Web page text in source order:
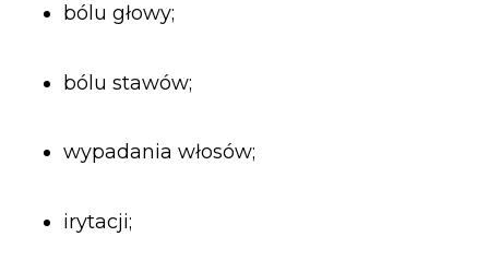
bólu głowy;
bólu stawów;
wypadania włosów;
irytacji;